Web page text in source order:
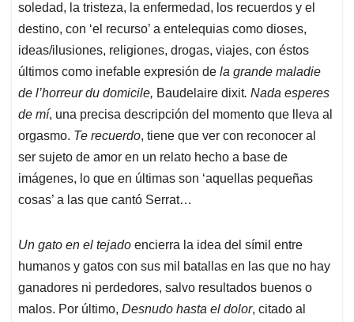
soledad, la tristeza, la enfermedad, los recuerdos y el
destino, con ‘el recurso’ a entelequias como dioses,
ideas/ilusiones, religiones, drogas, viajes, con éstos
últimos como inefable expresión de la grande maladie
de l’horreur du domicile, Baudelaire dixit. Nada esperes
de mí, una precisa descripción del momento que lleva al
orgasmo. Te recuerdo, tiene que ver con reconocer al
ser sujeto de amor en un relato hecho a base de
imágenes, lo que en últimas son ‘aquellas pequeñas
cosas’ a las que cantó Serrat…
Un gato en el tejado encierra la idea del símil entre
humanos y gatos con sus mil batallas en las que no hay
ganadores ni perdedores, salvo resultados buenos o
malos. Por último, Desnudo hasta el dolor, citado al